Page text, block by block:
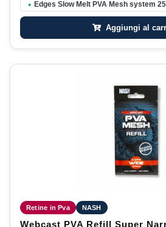
● Edges Slow Melt PVA Mesh system
Aggiungi al
Retine in Pva NASH
Webcast PVA Refill Super